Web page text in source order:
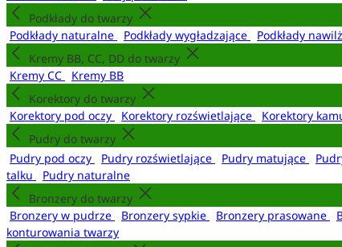
Podkłady do twarzy
Podkłady naturalne
Podkłady wygładzające Podkłady
Kremy BB, CC, DD do twarzy
Kremy CC
Kremy BB
Korektory do twarzy
Korektory pod oczy
Korektory rozświetlające Korektory
Pudry do twarzy
Pudry pod oczy
Pudry rozświetlające Pudry matujące
talku
Pudry naturalne
Bronzery do twarzy
Bronzery w pudrze
Bronzery sypkie Bronzery prasowane
konturowania twarzy